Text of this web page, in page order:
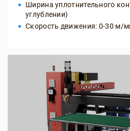
Ширина уплотнительного
углублении)
Скорость движения: 0-30 м/